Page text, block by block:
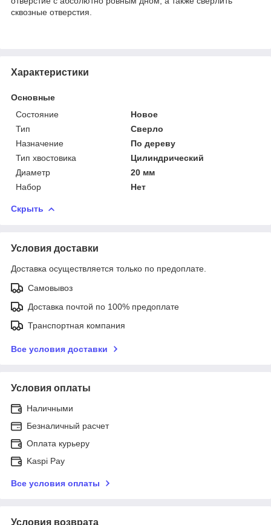
сквозные отверстия.
Характеристики
Основные
Состояние
Новое
Тип
Сверло
Назначение
По дереву
Тип хвостовика
Цилиндрический
Диаметр
20 мм
Набор
Нет
Скрыть
Условия доставки
Доставка осуществляется только по предоплате.
Самовывоз
Доставка почтой по 100% предоплате
Транспортная компания
Все условия доставки
Условия оплаты
Наличными
Безналичный расчет
Оплата курьеру
Kaspi Pay
Все условия оплаты
Условия возврата